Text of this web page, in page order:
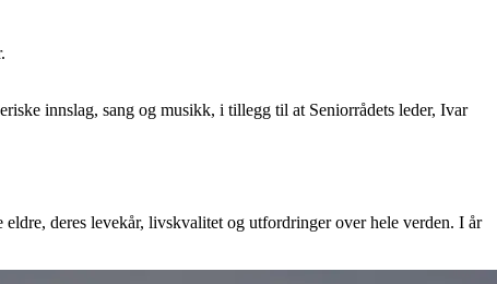
innslag, sang og musikk, i tillegg til at Seniorrådets leder, Ivar
deres levekår, livskvalitet og utfordringer over hele verden. I år